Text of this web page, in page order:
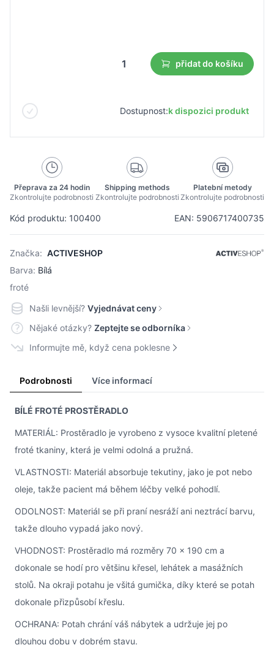
Kód produktu: 100400 EAN: 5906717400735
Značka: ACTIVESHOP
Barva: Bílá
froté
přidat do košíku
Dostupnost:k dispozici produkt
Přeprava za 24 hodin
Zkontrolujte podrobnosti
Shipping methods
Zkontrolujte podrobnosti
Platební metody
Zkontrolujte podrobnosti
Našli levnější? Vyjednávat ceny
Nějaké otázky? Zeptejte se odborníka
Informujte mě, když cena poklesne
Podrobnosti Více informací
BÍLÉ FROTÉ PROSTĚRADLO
MATERIÁL: Prostěradlo je vyrobeno z vysoce kvalitní pletené
froté tkaniny, která je velmi odolná a pružná.
VLASTNOSTI: Materiál absorbuje tekutiny, jako je pot nebo
oleje, takže pacient má během léčby velké pohodlí.
ODOLNOST: Materiál se při praní nesráží ani neztrácí barvu,
takže dlouho vypadá jako nový.
VHODNOST: Prostěradlo má rozměry 70 x 190 cm a
dokonale se hodí pro většinu křesel, lehátek a masážních
stolů. Na okraji potahu je všitá gumička, díky které se potah
dokonale přizpůsobí křeslu.
OCHRANA: Potah chrání váš nábytek a udržuje jej po
dlouhou dobu v dobrém stavu.